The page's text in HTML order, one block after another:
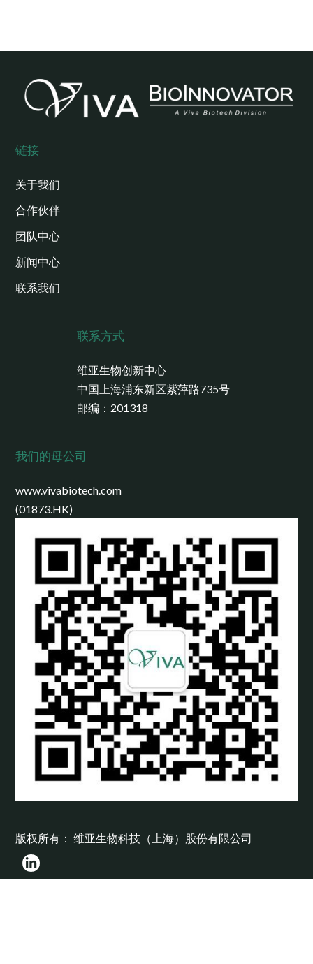
链接
关于我们
合作伙伴
团队中心
新闻中心
联系我们
联系方式
维亚生物创新中心
中国上海浦东新区紫萍路735号
邮编：201318
我们的母公司
www.vivabiotech.com
(01873.HK)
版权所有： 维亚生物科技（上海）股份有限公司